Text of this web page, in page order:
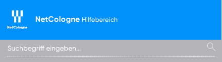
NetCologne Hilfebereich